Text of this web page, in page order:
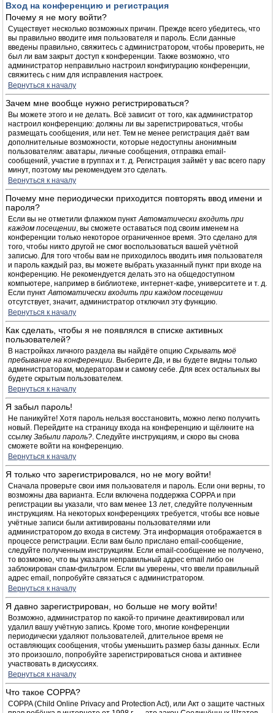
Вход на конференцию и регистрация
Почему я не могу войти?
Существует несколько возможных причин. Прежде всего убедитесь, что
вы правильно вводите имя пользователя и пароль. Если данные
введены правильно, свяжитесь с администратором, чтобы проверить, не
был ли вам закрыт доступ к конференции. Также возможно, что
администратор неправильно настроил конфигурацию конференции,
свяжитесь с ним для исправления настроек.
Вернуться к началу
Зачем мне вообще нужно регистрироваться?
Вы можете этого и не делать. Всё зависит от того, как администратор
настроил конференцию: должны ли вы зарегистрироваться, чтобы
размещать сообщения, или нет. Тем не менее регистрация даёт вам
дополнительные возможности, которые недоступны анонимным
пользователям: аватары, личные сообщения, отправка email-
сообщений, участие в группах и т. д. Регистрация займёт у вас всего пару
минут, поэтому мы рекомендуем это сделать.
Вернуться к началу
Почему мне периодически приходится повторять ввод имени и
пароля?
Если вы не отметили флажком пунктАвтоматически входить при
каждом посещении, вы сможете оставаться под своим именем на
конференции только некоторое ограниченное время. Это сделано для
того, чтобы никто другой не смог воспользоваться вашей учётной
записью. Для того чтобы вам не приходилось вводить имя пользователя
и пароль каждый раз, вы можете выбрать указанный пункт при входе на
конференцию. Не рекомендуется делать это на общедоступном
компьютере, например в библиотеке, интернет-кафе, университете и т. д.
Если пунктАвтоматически входить при каждом посещении
отсутствует, значит, администратор отключил эту функцию.
Вернуться к началу
Как сделать, чтобы я не появлялся в списке активных
пользователей?
В настройках личного раздела вы найдёте опцию Скрывать моё
пребывание на конференции. ВыберитеДа, и вы будете видны только
администраторам, модераторам и самому себе. Для всех остальных вы
будете скрытым пользователем.
Вернуться к началу
Я забыл пароль!
Не паникуйте! Хотя пароль нельзя восстановить, можно легко получить
новый. Перейдите на страницу входа на конференцию и щёлкните на
ссылку Забыли пароль?. Следуйте инструкциям, и скоро вы снова
сможете войти на конференцию.
Вернуться к началу
Я только что зарегистрировался, но не могу войти!
Сначала проверьте свои имя пользователя и пароль. Если они верны, то
возможны два варианта. Если включена поддержка COPPA и при
регистрации вы указали, что вам менее 13 лет, следуйте полученным
инструкциям. На некоторых конференциях требуется, чтобы все новые
учётные записи были активированы пользователями или
администратором до входа в систему. Эта информация отображается в
процессе регистрации. Если вам было прислано email-сообщение,
следуйте полученным инструкциям. Если email-сообщение не получено,
то возможно, что вы указали неправильный адрес email либо он
заблокирован спам-фильтром. Если вы уверены, что ввели правильный
адрес email, попробуйте связаться с администратором.
Вернуться к началу
Я давно зарегистрирован, но больше не могу войти!
Возможно, администратор по какой-то причине деактивировал или
удалил вашу учётную запись. Кроме того, многие конференции
периодически удаляют пользователей, длительное время не
оставляющих сообщения, чтобы уменьшить размер базы данных. Если
это произошло, попробуйте зарегистрироваться снова и активнее
участвовать в дискуссиях.
Вернуться к началу
Что такое COPPA?
COPPA (Child Online Privacy and Protection Act), или Акт о защите частных